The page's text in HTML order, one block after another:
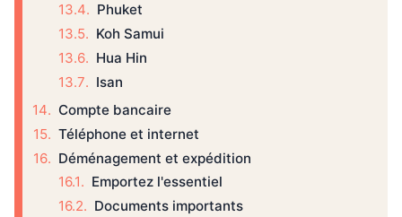
Phuket
Koh Samui
Hua Hin
Isan
Compte bancaire
Téléphone et internet
Déménagement et expédition
Emportez l'essentiel
Documents importants